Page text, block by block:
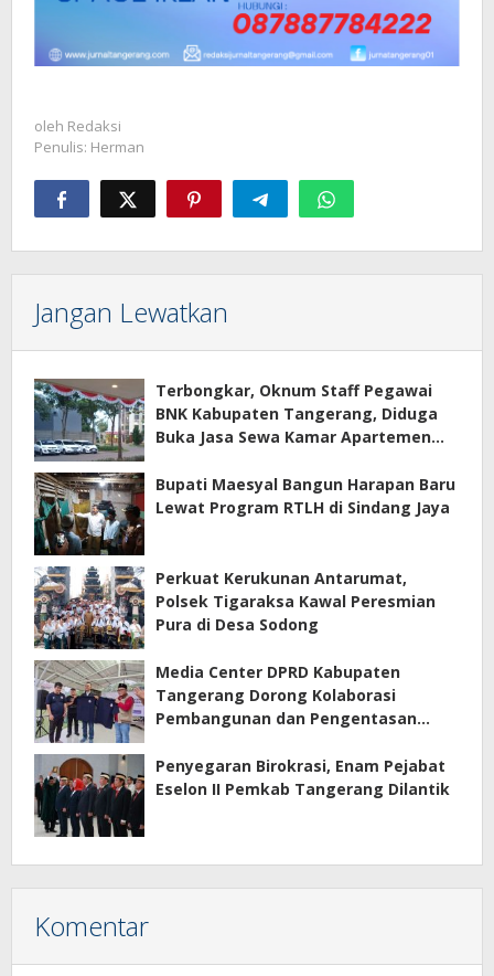
oleh Redaksi
Penulis: Herman
Jangan Lewatkan
Terbongkar, Oknum Staff Pegawai
BNK Kabupaten Tangerang, Diduga
Buka Jasa Sewa Kamar Apartemen
Bupati Maesyal Bangun Harapan Baru
Lewat Program RTLH di Sindang Jaya
Perkuat Kerukunan Antarumat,
Polsek Tigaraksa Kawal Peresmian
Pura di Desa Sodong
Media Center DPRD Kabupaten
Tangerang Dorong Kolaborasi
Pembangunan dan Pengentasan
Penyegaran Birokrasi, Enam Pejabat
Eselon II Pemkab Tangerang Dilantik
Komentar